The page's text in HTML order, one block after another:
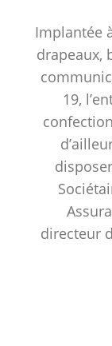
Implantée
drapeaux,
19,
directeur